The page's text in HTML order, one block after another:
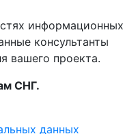
информационных
консультанты
вашего проекта.
СНГ.
данных